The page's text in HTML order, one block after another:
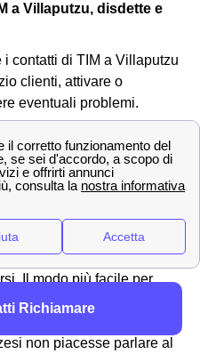
a Villaputzu, disdette e
contatti di TIM a Villaputzu
clienti, attivare o
eventuali problemi.
Villaputzu 📩
non è un'operazione
meglio seguire delle
Effettuare un
reclamo
per assicurarsi che TIM
Il modo più facile per
il telefono da casa tua a
non piacesse parlare al
Richiamare